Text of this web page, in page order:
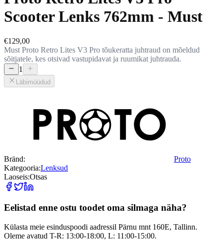
Scooter Lenks 762mm - Must
€129,00
Must Proto Retro Lites V3 Pro tõukeratta juhtraud on mõeldud
sõitjatele, kes otsivad vastupidavat ja ruumikat juhtrauda.
1
Läbimüüdud
Bränd:
Proto
Kategooria:Lenksud
Laoseis:Otsas
Eelistad enne ostu toodet oma silmaga näha?
Külasta meie esinduspoodi aadressil Pärnu mnt 160E, Tallinn.
Oleme avatud T-R: 13:00-18:00, L: 11:00-15:00.